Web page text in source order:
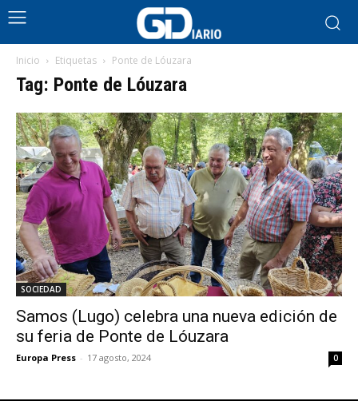
Inicio Etiquetas Ponte de Lóuzara
Tag: Ponte de Lóuzara
SOCIEDAD
Samos (Lugo) celebra una nueva edición de
su feria de Ponte de Lóuzara
Europa Press - 17 agosto, 2024 0